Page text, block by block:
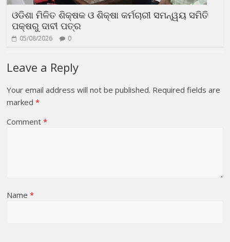
ଓଡିଶା ମିଳିତ ଶିକ୍ଷକ ଓ ଶିକ୍ଷା କର୍ମଚାରୀ ସମନ୍ୱୟ ସମିତି
ପକ୍ଷରୁ ଦାବୀ ପତ୍ର
05/08/2026 0
Leave a Reply
Your email address will not be published. Required fields are
marked*
Comment*
Name*